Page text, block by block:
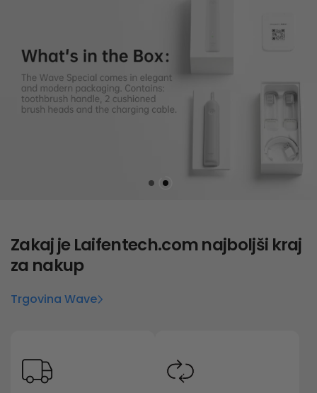
Zakaj je Laifentech.comnajboljši kraj
za nakup
Trgovina Wave